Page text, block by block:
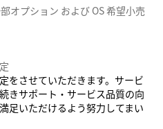
オプション および OS 希望小売
をさせていただきます。サービ
きサポート・サービス品質の向
足いただけるよう努力してまい